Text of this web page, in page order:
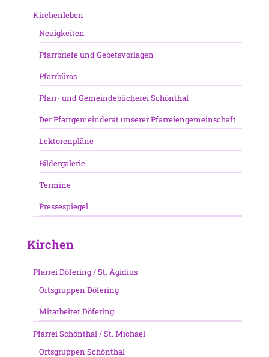
Kirchenleben
Neuigkeiten
Pfarrbriefe und Gebetsvorlagen
Pfarrbüros
Pfarr- und Gemeindebücherei Schönthal
Der Pfarrgemeinderat unserer Pfarreiengemeinschaft
Lektorenpläne
Bildergalerie
Termine
Pressespiegel
Kirchen
Pfarrei Döfering / St. Ägidius
Ortsgruppen Döfering
Mitarbeiter Döfering
Pfarrei Schönthal / St. Michael
Ortsgruppen Schönthal